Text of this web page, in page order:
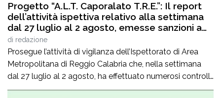
Progetto “A.L.T. Caporalato T.R.E.”: Il report
dell’attività ispettiva relativo alla settimana
dal 27 luglio al 2 agosto, emesse sanzioni a
cantieri nel Reggino
di redazione
Prosegue l’attività di vigilanza dell’Ispettorato di Area
Metropolitana di Reggio Calabria che, nella settimana
dal 27 luglio al 2 agosto, ha effettuato numerosi controlli
nell’ambito delle operazioni coordinate dalla locale